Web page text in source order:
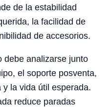
de la estabilidad
la facilidad de
de accesorios.
debe analizarse junto
el soporte posventa,
la vida útil esperada.
reduce paradas